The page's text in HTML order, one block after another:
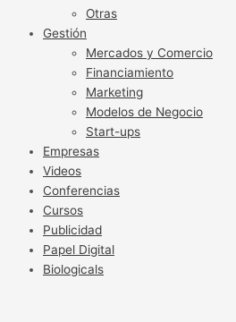
Otras
Gestión
Mercados y Comercio
Financiamiento
Marketing
Modelos de Negocio
Start-ups
Empresas
Videos
Conferencias
Cursos
Publicidad
Papel Digital
Biologicals